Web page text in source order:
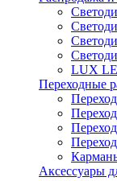
LUX
Переходные
Аксессуары